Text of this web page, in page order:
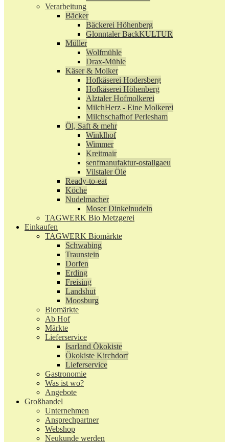
Verarbeitung
Bäcker
Bäckerei Höhenberg
Glonntaler BackKULTUR
Müller
Wolfmühle
Drax-Mühle
Käser & Molker
Hofkäserei Hodersberg
Hofkäserei Höhenberg
Alztaler Hofmolkerei
MilchHerz - Eine Molkerei
Milchschafhof Perlesham
Öl, Saft & mehr
Winklhof
Wimmer
Kreitmair
senfmanufaktur-ostallgaeu
Vilstaler Öle
Ready-to-eat
Köche
Nudelmacher
Moser Dinkelnudeln
TAGWERK Bio Metzgerei
Einkaufen
TAGWERK Biomärkte
Schwabing
Traunstein
Dorfen
Erding
Freising
Landshut
Moosburg
Biomärkte
Ab Hof
Märkte
Lieferservice
Isarland Ökokiste
Ökokiste Kirchdorf
Lieferservice
Gastronomie
Was ist wo?
Angebote
Großhandel
Unternehmen
Ansprechpartner
Webshop
Neukunde werden